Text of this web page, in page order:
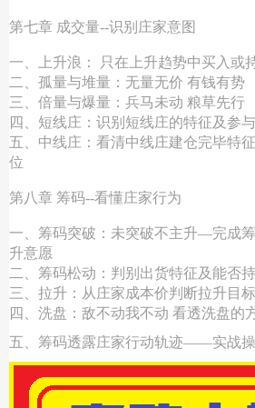
第七章 成交量--识别庄家意图
一、上升浪： 只在上升趋势中买入或
二、孤量与堆量：无量无价 有钱有势
三、倍量与爆量：兵马未动 粮草先行
四、短线庄：识别短线庄的特征及参
五、中线庄：看清中线庄建仓完毕特
位
第八章 筹码--看懂庄家行为
一、筹码突破：未突破不主升—完成
升意愿
二、筹码松动：判别出货特征及能否
三、拉升：从庄家成本价判断拉升目
四、洗盘：敌不动我不动 看透洗盘的
五、筹码透露庄家行动轨迹——实战